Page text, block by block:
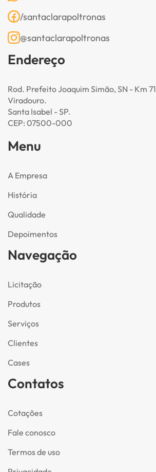
/santaclarapoltronas
@santaclarapoltronas
Endereço
Rod. Prefeito Joaquim Simão, SN - Km 71
Viradouro.
Santa Isabel - SP.
CEP: 07500-000
Menu
A Empresa
História
Qualidade
Depoimentos
Navegação
Licitação
Produtos
Serviços
Clientes
Cases
Contatos
Cotações
Fale conosco
Termos de uso